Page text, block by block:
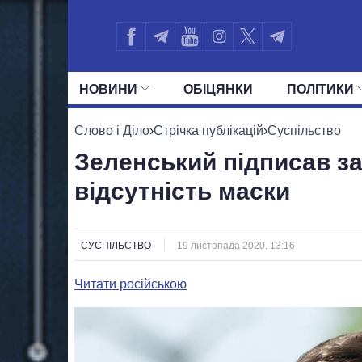
НОВИНИ ОБIЦЯНКИ ПОЛIТИКИ
УСІ ПОЛІТИКИ ПРЕЗИДЕНТ І ОФІС
Слово і Діло›Стрічка публікацій›Суспільство
Зеленський підписав
відсутність маски
СУСПІЛЬСТВО 19 листопада 2020, 13:16
Читати російською